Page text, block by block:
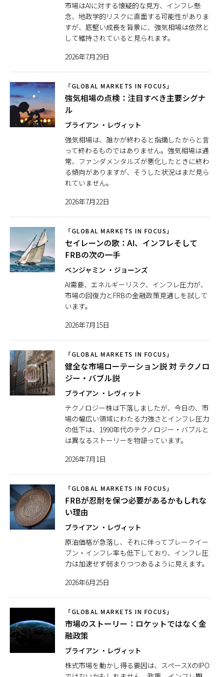
市場はAIに対する懐疑的な見方、インフレ懸
念、地政学的リスクに直面する可能性がありま
すが、底堅い成長を背景に、強気相場は依然と
して維持されていると見られます。
2026年7月29日
「GLOBAL MARKETS IN FOCUS」
強気相場の点検：注目すべき主要シグナ
ル
ブライアン ・レヴィット
強気相場は、誰かが終わると指摘したからと言
って終わるものではありません。強気相場は通
常、ファンダメンタルズが悪化したときに終わ
る傾向がありますが、そうした状況はまだ見ら
れていません。
2026年7月22日
「GLOBAL MARKETS IN FOCUS」
セイレーンの歌：AI、インフレそして
FRBの次の一手
ベンジャミン ・ジョーンズ
AI需要、エネルギーリスク、インフレ圧力が、
市場の回復力とFRBの金融政策見通しを試して
います。
2026年7月15日
「GLOBAL MARKETS IN FOCUS」
健全な市場ローテーション説 対 テクノロ
ジー・バブル説
ブライアン ・レヴィット
テクノロジー株は下落しましたが、今日の、市
場の幅広い領域にわたる力強さとインフレ圧力
の低下は、1990年代のテクノロジー・バブルと
は異なるストーリーを物語っています。
2026年7月1日
「GLOBAL MARKETS IN FOCUS」
FRBが忍耐を保つ必要があるかもしれな
い理由
ブライアン ・レヴィット
原油価格が急落し、それに伴ってブレークイー
ブン・インフレ率も低下しており、インフレ圧
力は加速せず弱まりつつあるように見えます。
2026年6月25日
「GLOBAL MARKETS IN FOCUS」
市場のストーリー：ロケットではなく金
融政策
ブライアン ・レヴィット
株式市場を動かし得る要因は、スペースXのIPO